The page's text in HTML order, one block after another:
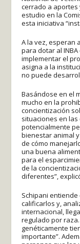
cerrado a aportes
estudio en la
esta iniciativa
A la vez, esperan
para dotar al
implementar el
asigna a la
no puede
Basándose en el
mucho en la
concientización
situaciones en
potencialmente
bienestar animal
de cómo
una buena
para el
de la
diferentes”,
Schipani
calificarlos y,
internacional,
regulado por
genéticamente
importante”.